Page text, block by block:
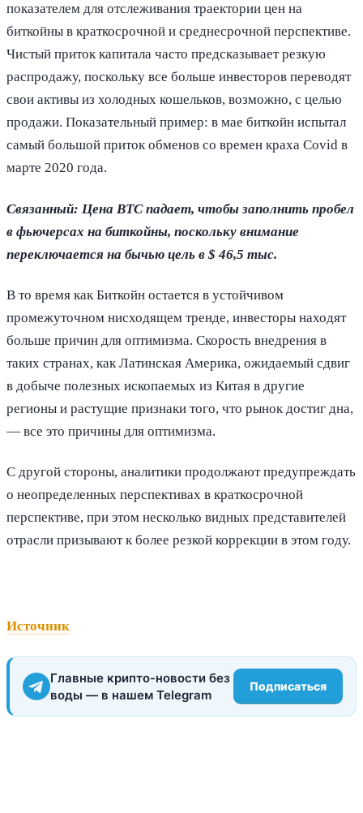
показателем для отслеживания траектории цен на
биткойны в краткосрочной и среднесрочной перспективе.
Чистый приток капитала часто предсказывает резкую
распродажу, поскольку все больше инвесторов переводят
свои активы из холодных кошельков, возможно, с целью
продажи. Показательный пример: в мае биткойн испытал
самый большой приток обменов со времен краха Covid в
марте 2020 года.
Связанный: Цена BTC падает, чтобы заполнить пробел
в фьючерсах на биткойны, поскольку внимание
переключается на бычью цель в $ 46,5 тыс.
В то время как Биткойн остается в устойчивом
промежуточном нисходящем тренде, инвесторы находят
больше причин для оптимизма. Скорость внедрения в
таких странах, как Латинская Америка, ожидаемый сдвиг
в добыче полезных ископаемых из Китая в другие
регионы и растущие признаки того, что рынок достиг дна,
— все это причины для оптимизма.
С другой стороны, аналитики продолжают предупреждать
о неопределенных перспективах в краткосрочной
перспективе, при этом несколько видных представителей
отрасли призывают к более резкой коррекции в этом году.
Источник
Главные крипто-новости без
воды — в нашем Telegram
Подписаться